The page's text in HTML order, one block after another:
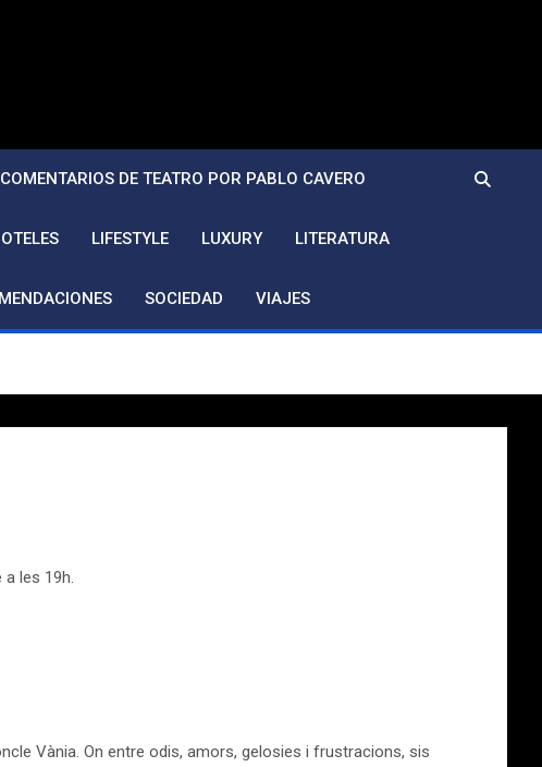
COMENTARIOS DE TEATRO POR PABLO CAVERO
LIFESTYLE LUXURY LITERATURA
SOCIEDAD VIAJES
a les 19h.
Vània. On entre odis, amors, gelosies i frustracions, sis